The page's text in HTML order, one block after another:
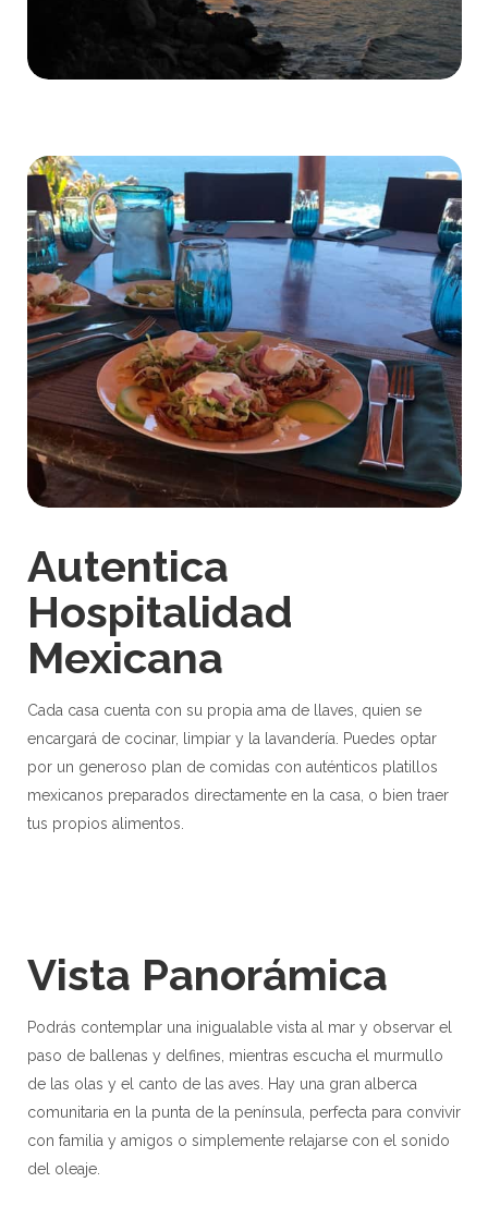
Autentica
Hospitalidad
Mexicana
Cada casa cuenta con su propia ama de llaves, quien se
encargará de cocinar, limpiar y la lavandería. Puedes optar
por un generoso plan de comidas con auténticos platillos
mexicanos preparados directamente en la casa, o bien traer
tus propios alimentos.
Vista Panorámica
Podrás contemplar una inigualable vista al mar y observar el
paso de ballenas y delfines, mientras escucha el murmullo
de las olas y el canto de las aves. Hay una gran alberca
comunitaria en la punta de la península, perfecta para convivir
con familia y amigos o simplemente relajarse con el sonido
del oleaje.